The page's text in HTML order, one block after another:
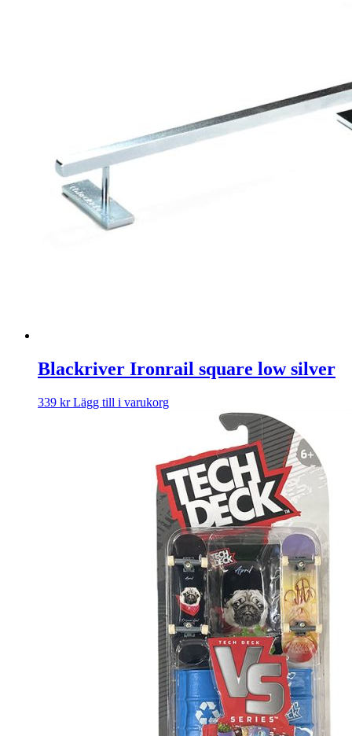
Blackriver Ironrail square low silver
339 kr Lägg till i varukorg